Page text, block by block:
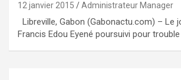
12 janvier 2015 Administrateur Manager
Libreville, Gabon (Gabonactu.com) – Le
Francis Edou Eyené poursuivi pour trouble